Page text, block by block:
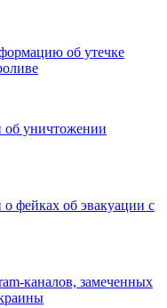
об утечке
уничтожении
фейках об эвакуации с
каналов, замеченных